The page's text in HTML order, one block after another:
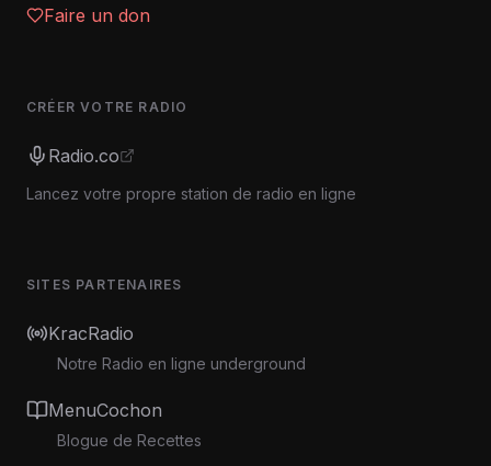
Faire un don
CRÉER VOTRE RADIO
Radio.co
Lancez votre propre station de radio en ligne
SITES PARTENAIRES
KracRadio
Notre Radio en ligne underground
MenuCochon
Blogue de Recettes